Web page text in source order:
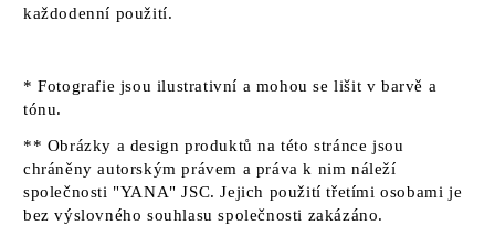
každodenní použití.
* Fotografie jsou ilustrativní a mohou se lišit v barvě a
tónu.
** Obrázky a design produktů na této stránce jsou
chráněny autorským právem a práva k nim náleží
společnosti "YANA" JSC. Jejich použití třetími osobami je
bez výslovného souhlasu společnosti zakázáno.